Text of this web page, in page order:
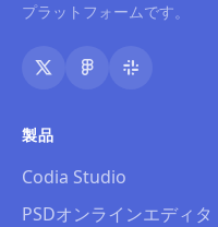
プラットフォームです。
製品
Codia Studio
PSDオンラインエディタ